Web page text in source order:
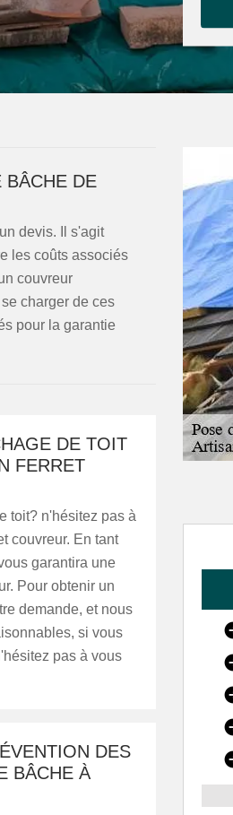
BÂCHE DE
devis. Il s'agit
les coûts associés
couvreur
charger de ces
pour la garantie
DE TOIT
FERRET
toit? n'hésitez pas à
couvreur. En tant
garantira une
Pour obtenir un
demande, et nous
si vous
pas à vous
DES
BÂCHE À